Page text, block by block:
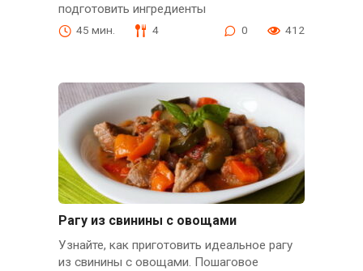
подготовить ингредиенты
45 мин. 4 0 412
Рагу из свинины с овощами
Узнайте, как приготовить идеальное рагу
из свинины с овощами. Пошаговое